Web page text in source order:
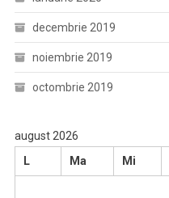
decembrie 2019
noiembrie 2019
octombrie 2019
august 2026
L
Ma Mi